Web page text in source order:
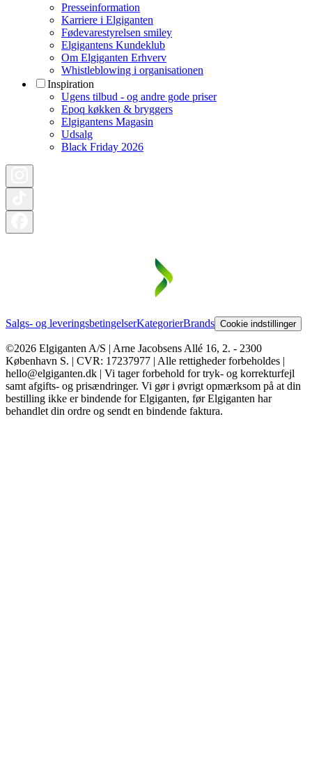
Presseinformation
Karriere i Elgiganten
Fødevarestyrelsen smiley
Elgigantens Kundeklub
Om Elgiganten Erhverv
Whistleblowing i organisationen
Inspiration
Ugens tilbud - og andre gode priser
Epoq køkken & bryggers
Elgigantens Magasin
Udsalg
Black Friday 2026
Salgs- og leveringsbetingelserKategorierBrands Cookie indstillinger
©2026 Elgiganten A/S | Arne Jacobsens Allé 16, 2. - 2300
København S. | CVR: 17237977 | Alle rettigheder forbeholdes |
hello@elgiganten.dk | Vi tager forbehold for tryk- og korrekturfejl
samt afgifts- og prisændringer. Vi gør i øvrigt opmærksom på at din
bestilling ikke er bindende for Elgiganten, før Elgiganten har
behandlet din ordre og sendt en bindende faktura.